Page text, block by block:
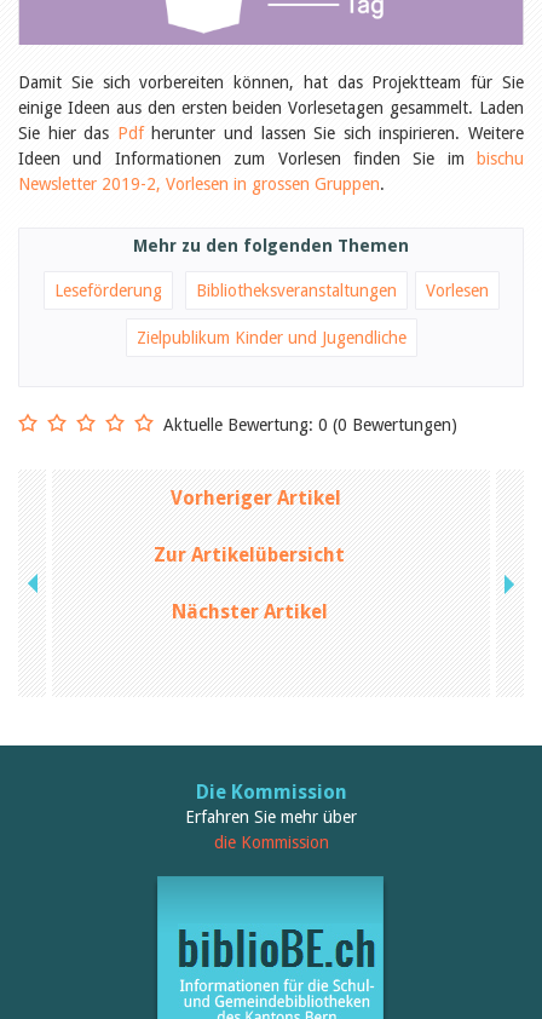
Veranstaltungen
Kinder- und Jugendmedien
Bibliothek und Schule
Bibliotheksförderung
Einmalige Beiträge
Bibliosuisse
Unterstützungsbeiträge
Autoren
Julie Greub
Birgit Libiszewski
Ursula Strahm
Sandra Dettwyler
Sibylle Birrer
Javier Lopez
Céline Graf
Felicitas Isler
Andrea Grichting
Therese von Weissenfluh
Nicole Rothen
Alle Autoren
Damit Sie sich vorbereiten können, hat das Projektteam für Sie
einige Ideen aus den ersten beiden Vorlesetagen gesammelt. Laden
Sie hier das Pdf herunter und lassen Sie sich inspirieren. Weitere
Ideen und Informationen zum Vorlesen finden Sie im bischu
Newsletter 2019-2, Vorlesen in grossen Gruppen.
Mehr zu den folgenden Themen
Leseförderung Bibliotheksveranstaltungen Vorlesen
Zielpublikum Kinder und Jugendliche
Aktuelle Bewertung: 0 (0 Bewertungen)
Vorheriger Artikel
Zur Artikelübersicht
Nächster Artikel
Die Kommission
Erfahren Sie mehr über
die Kommission